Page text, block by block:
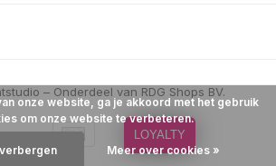
onze website, ga je akkoord met het gebruik
om onze website te verbeteren.
Meer over cookies »
LOYALTY